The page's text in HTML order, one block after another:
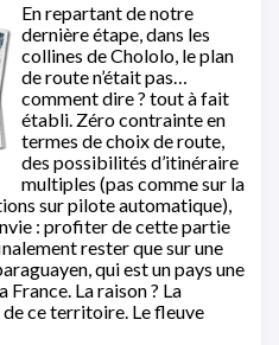
En repartant de notre
dernière étape, dans les
collines de Chololo, le plan
de route n’était pas…
comment dire ? tout à fait
établi. Zéro contrainte en
termes de choix de route,
des possibilités d’itinéraire
multiples (pas comme sur la
sur pilote automatique),
: profiter de cette partie
rester que sur une
qui est un pays une
La raison ? La
ce territoire. Le fleuve